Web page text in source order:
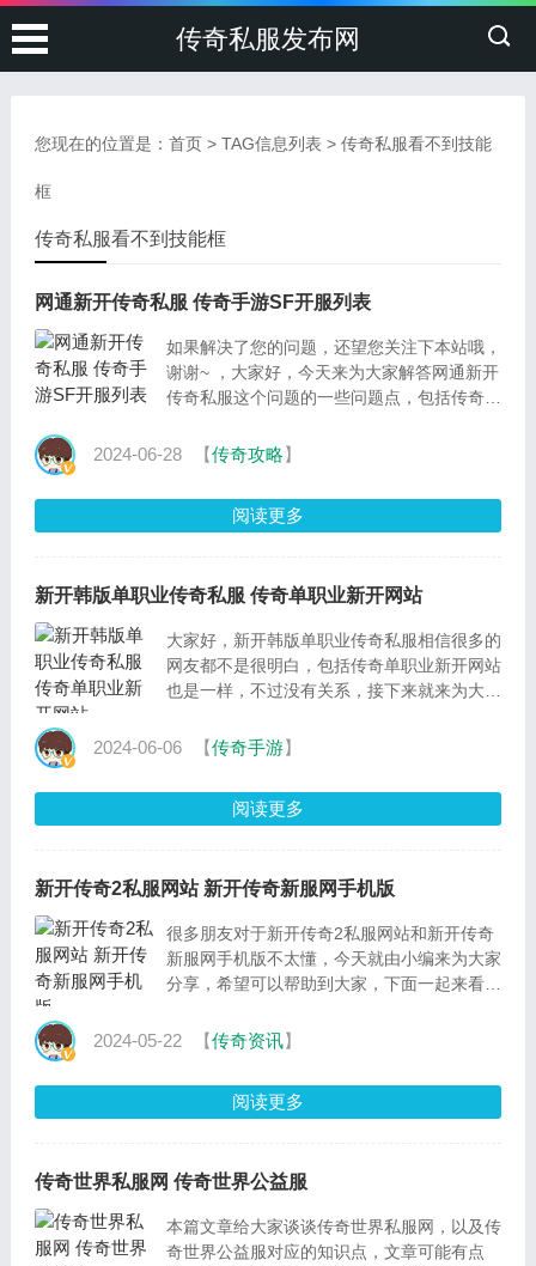
传奇私服发布网
您现在的位置是： 首页> TAG信息列表 > 传奇私服看不到技能
框
传奇私服看不到技能框
网通新开传奇私服 传奇手游SF开服列表
如果解决了您的问题，还望您关注下本站哦，
谢谢~ ，大家好，今天来为大家解答网通新开
传奇私服这个问题的一些问题点，包括传奇手
呢，今天就来为
2024-06-28 【传奇攻略】
阅读更多
新开韩版单职业传奇私服 传奇单职业新开网站
大家好，新开韩版单职业传奇私服相信很多的
网友都不是很明白，包括传奇单职业新开网站
也是一样，不过没有关系，接下来就来为大家
业新开
2024-06-06 【传奇手游】
阅读更多
新开传奇2私服网站 新开传奇新服网手机版
很多朋友对于新开传奇2私服网站和新开传奇
新服网手机版不太懂，今天就由小编来为大家
分享，希望可以帮助到大家，下面一起来看看
开设几个
2024-05-22 【传奇资讯】
阅读更多
传奇世界私服网 传奇世界公益服
本篇文章给大家谈谈传奇世界私服网，以及传
奇世界公益服对应的知识点，文章可能有点